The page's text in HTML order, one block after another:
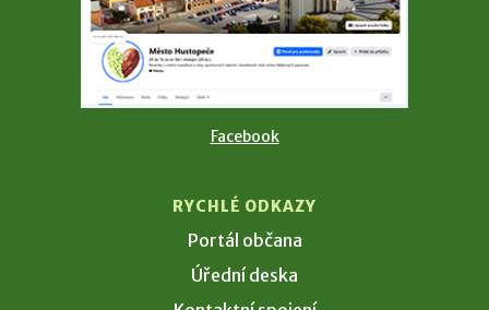
Facebook
RYCHLÉ ODKAZY
Portál občana
Úřední deska